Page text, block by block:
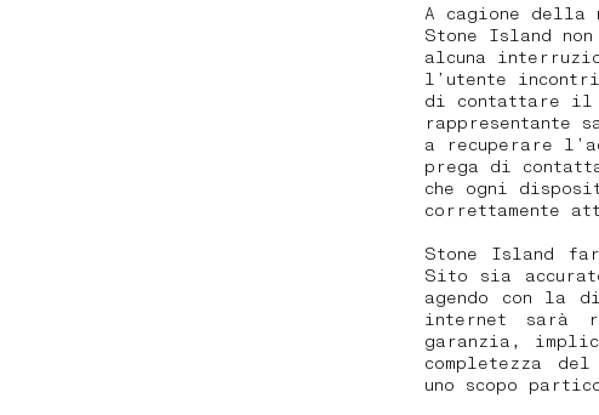
A cagione della
Stone Island
alcuna
l’utente
di contattare il
rappresentante
a recuperare
prega di
che ogni
correttamente
Stone Island
Sito sia
agendo con la
internet sarà
garanzia,
completezza
uno scopo